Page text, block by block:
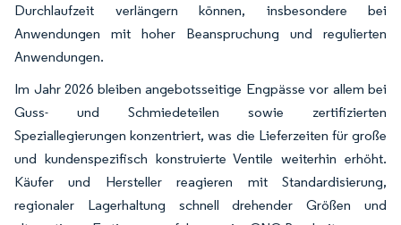
Durchlaufzeit verlängern können, insbesondere bei
Anwendungen mit hoher Beanspruchung und regulierten
Anwendungen.
Im Jahr 2026 bleiben angebotsseitige Engpässe vor allem bei
Guss- und Schmiedeteilen sowie zertifizierten
Speziallegierungen konzentriert, was die Lieferzeiten für große
und kundenspezifisch konstruierte Ventile weiterhin erhöht.
Käufer und Hersteller reagieren mit Standardisierung,
regionaler Lagerhaltung schnell drehender Größen und